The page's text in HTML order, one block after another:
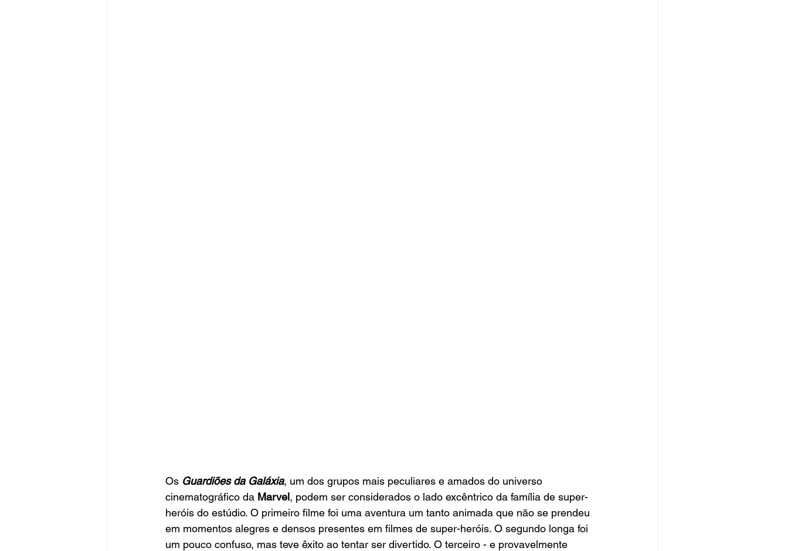
Os Guardiões da Galáxia, um dos grupos mais peculiares e amados do universo
cinematográfico da Marvel, podem ser considerados o lado excêntrico da família de super-
heróis do estúdio. O primeiro filme foi uma aventura um tanto animada que não se prendeu
em momentos alegres e densos presentes em filmes de super-heróis. O segundo longa foi
um pouco confuso, mas teve êxito ao tentar ser divertido. O terceiro - e provavelmente